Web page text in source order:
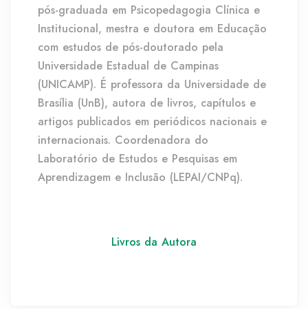
pós-graduada em Psicopedagogia Clínica e
Institucional, mestra e doutora em Educação
com estudos de pós-doutorado pela
Universidade Estadual de Campinas
(UNICAMP). É professora da Universidade de
Brasília (UnB), autora de livros, capítulos e
artigos publicados em periódicos nacionais e
internacionais. Coordenadora do
Laboratório de Estudos e Pesquisas em
Aprendizagem e Inclusão (LEPAI/CNPq).
Livros da Autora